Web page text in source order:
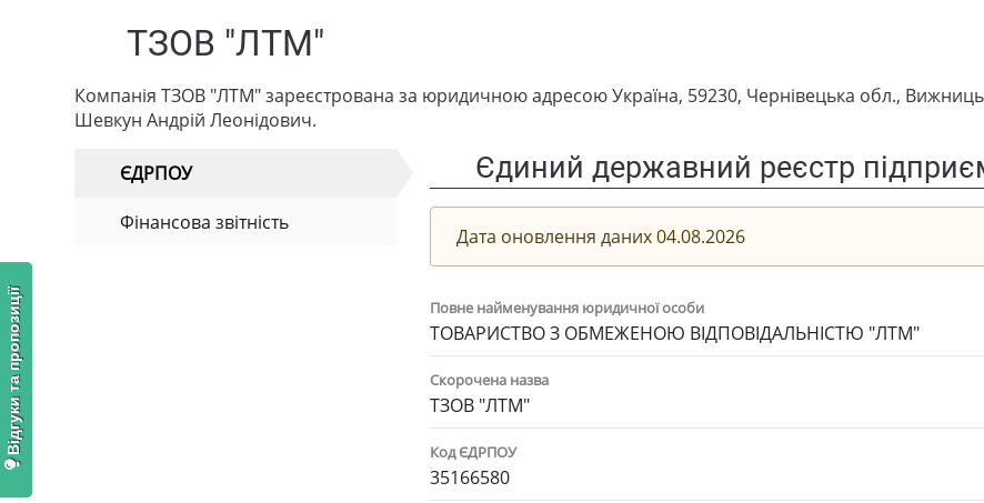
ТЗОВ "ЛТМ"
Компанія ТЗОВ "ЛТМ" зареєстрована за юридичною адресою Україна, 59230, Чернівецька обл.,
Шевкун Андрій Леонідович.
ЄДРПОУ
Фінансова звітність
Єдиний державний реєстр
Дата оновлення даних 04.08.2026
Повне найменування юридичної особи
ТОВАРИСТВО З ОБМЕЖЕНОЮ ВІДПОВІДАЛЬНІСТЮ "ЛТМ"
Скорочена назва
ТЗОВ "ЛТМ"
Код ЄДРПОУ
35166580
Відгуки та пропозиції